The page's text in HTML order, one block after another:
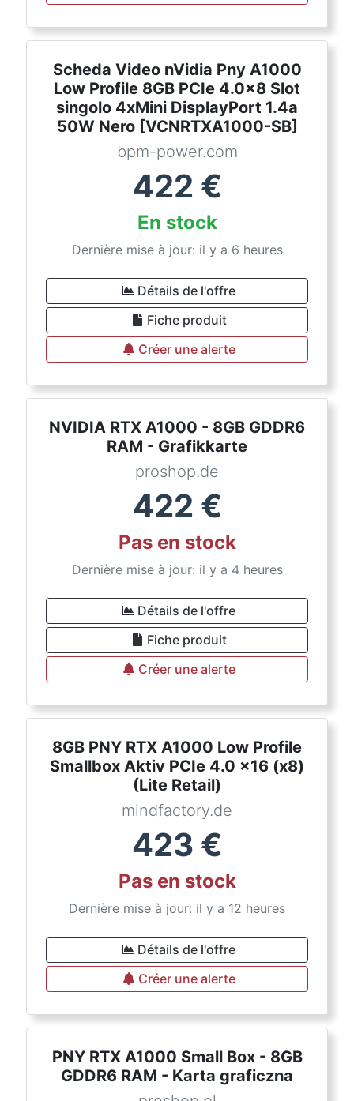
Scheda Video nVidia Pny A1000
Low Profile 8GB PCIe 4.0x8 Slot
singolo 4xMini DisplayPort 1.4a
50W Nero [VCNRTXA1000-SB]
bpm-power.com
422 €
En stock
Dernière mise à jour: il y a 6 heures
Détails de l'offre
Fiche produit
Créer une alerte
NVIDIA RTX A1000 - 8GB GDDR6
RAM - Grafikkarte
proshop.de
422 €
Pas en stock
Dernière mise à jour: il y a 4 heures
Détails de l'offre
Fiche produit
Créer une alerte
8GB PNY RTX A1000 Low Profile
Smallbox Aktiv PCIe 4.0 x16 (x8)
(Lite Retail)
mindfactory.de
423 €
Pas en stock
Dernière mise à jour: il y a 12 heures
Détails de l'offre
Créer une alerte
PNY RTX A1000 Small Box - 8GB
GDDR6 RAM - Karta graficzna